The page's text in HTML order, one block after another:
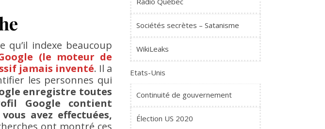
qu’il indexe beaucoup
(le moteur de
jamais inventé. Il a
les personnes qui
enregistre toutes
Google contient
avez effectuées,
ont montré ces
Sociétés secrètes – Satanisme
WikiLeaks
Etats-Unis
Continuité de gouvernement
Élection US 2020